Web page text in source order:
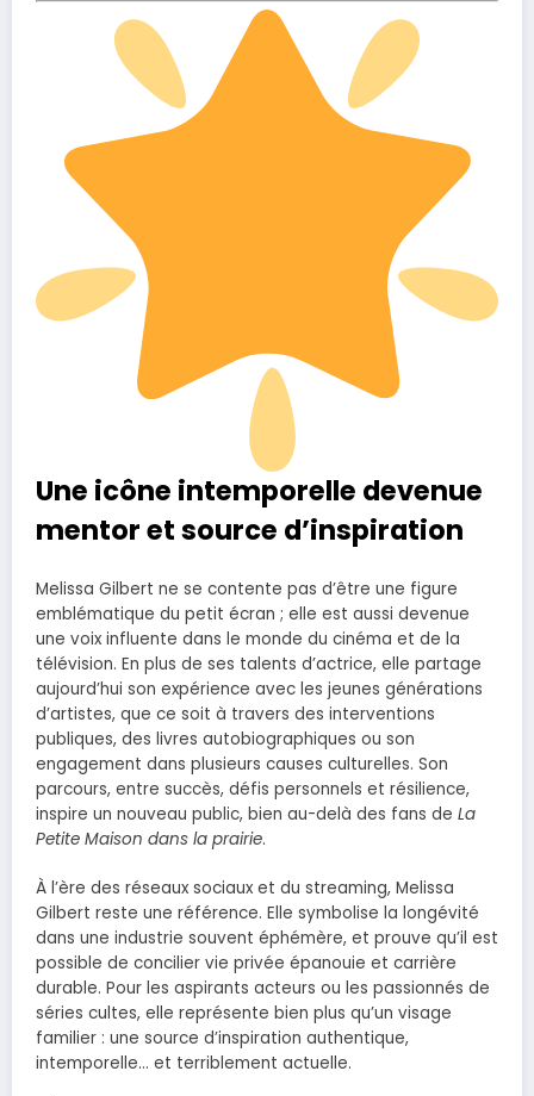
Une icône intemporelle devenue
mentor et source d’inspiration
Melissa Gilbert ne se contente pas d’être une figure
emblématique du petit écran ; elle est aussi devenue
une voix influente dans le monde du cinéma et de la
télévision. En plus de ses talents d’actrice, elle partage
aujourd’hui son expérience avec les jeunes générations
d’artistes, que ce soit à travers des interventions
publiques, des livres autobiographiques ou son
engagement dans plusieurs causes culturelles. Son
parcours, entre succès, défis personnels et résilience,
inspire un nouveau public, bien au-delà des fans de La
Petite Maison dans la prairie.
À l’ère des réseaux sociaux et du streaming, Melissa
Gilbert reste une référence. Elle symbolise la longévité
dans une industrie souvent éphémère, et prouve qu’il est
possible de concilier vie privée épanouie et carrière
durable. Pour les aspirants acteurs ou les passionnés de
séries cultes, elle représente bien plus qu’un visage
familier : une source d’inspiration authentique,
intemporelle… et terriblement actuelle.